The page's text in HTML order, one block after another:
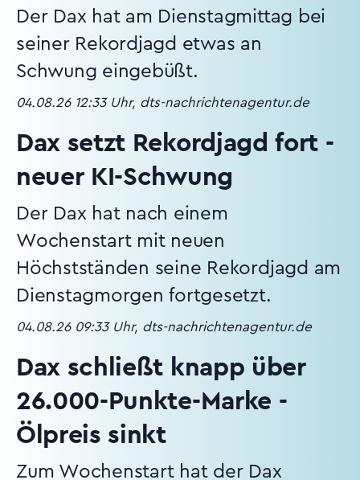
Der Dax hat am Dienstagmittag bei
seiner Rekordjagd etwas an
Schwung eingebüßt.
04.08.26 12:33 Uhr, dts-nachrichtenagentur.de
Dax setzt Rekordjagd fort -
neuer KI-Schwung
Der Dax hat nach einem
Wochenstart mit neuen
Höchstständen seine Rekordjagd am
Dienstagmorgen fortgesetzt.
04.08.26 09:33 Uhr, dts-nachrichtenagentur.de
Dax schließt knapp über
26.000-Punkte-Marke -
Ölpreis sinkt
Zum Wochenstart hat der Dax